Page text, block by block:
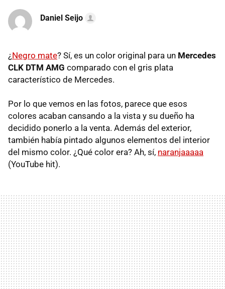
Daniel Seijo
¿ Negro mate? Sí, es un color original para un Mercedes
CLK DTM AMG comparado con el gris plata
característico de Mercedes.
Por lo que vemos en las fotos, parece que esos
colores acaban cansando a la vista y su dueño ha
decidido ponerlo a la venta. Además del exterior,
también había pintado algunos elementos del interior
del mismo color. ¿Qué color era? Ah, sí, naranjaaaaa
(YouTube hit).